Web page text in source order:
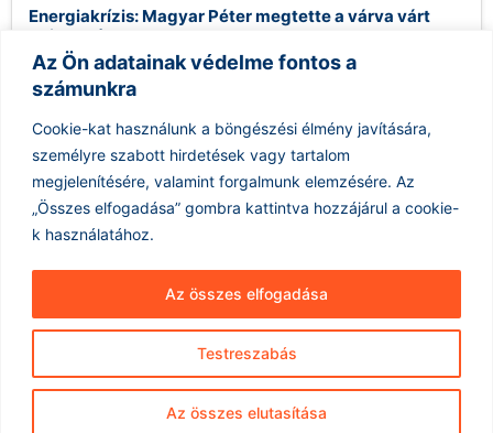
Az Ön adatainak védelme fontos a
számunkra
Cookie-kat használunk a böngészési élmény javítására,
személyre szabott hirdetések vagy tartalom
megjelenítésére, valamint forgalmunk elemzésére. Az
„Összes elfogadása” gombra kattintva hozzájárul a cookie-
k használatához.
Testreszabás
Az összes elutasítása
Az összes elfogadása
Energiakrízis: Magyar Péter megtette a várva várt
bejelentést
2026.08.07.
A közelmúltban fokozódó szárazság és az energiapiacok
ingadozásai komoly aggodalmakat szültek Magyarországon,
különösen ami a Paksi Atomerőmű működését illeti. Magyar...
Tovább olvasom »
Hírarchívum Impresszum
ÁSZF
Adatkezelés